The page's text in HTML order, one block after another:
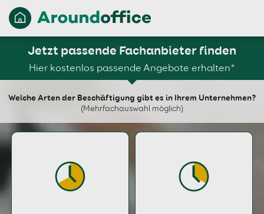
Jetzt passende Fachanbieter finden
Hier kostenlos passende Angebote erhalten*
Welche Arten der Beschäftigung gibt es in Ihrem Unternehmen?
(Mehrfachauswahl möglich)